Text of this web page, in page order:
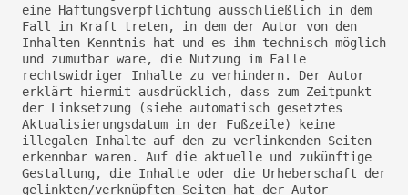
eine Haftungsverpflichtung ausschließlich in dem
Fall in Kraft treten, in dem der Autor von den
Inhalten Kenntnis hat und es ihm technisch möglich
und zumutbar wäre, die Nutzung im Falle
rechtswidriger Inhalte zu verhindern. Der Autor
erklärt hiermit ausdrücklich, dass zum Zeitpunkt
der Linksetzung (siehe automatisch gesetztes
Aktualisierungsdatum in der Fußzeile) keine
illegalen Inhalte auf den zu verlinkenden Seiten
erkennbar waren. Auf die aktuelle und zukünftige
Gestaltung, die Inhalte oder die Urheberschaft der
gelinkten/verknüpften Seiten hat der Autor